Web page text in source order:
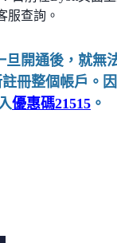
服查詢。
旦開通後，就無
冊整個帳戶。因
優惠碼21515 。